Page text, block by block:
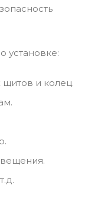
установке:
щитов и колец.